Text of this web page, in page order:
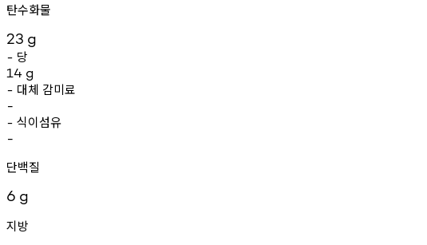
탄수화물
23 g
- 당
14 g
- 대체 감미료
-
- 식이섬유
-
단백질
6 g
지방